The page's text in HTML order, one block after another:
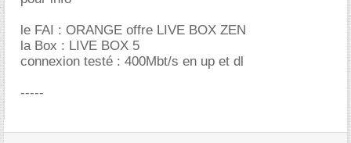
le FAI : ORANGE offre LIVE BOX ZEN
la Box : LIVE BOX 5
connexion testé : 400Mbt/s en up et dl
-----